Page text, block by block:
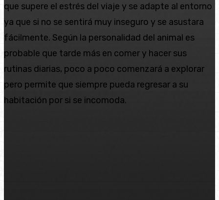
que supere el estrés del viaje y se adapte al entorno
ya que si no se sentirá muy inseguro y se asustara
fácilmente. Según la personalidad del animal es
probable que tarde más en comer y hacer sus
rutinas diarias, poco a poco comenzará a explorar
pero permite que siempre pueda regresar a su
habitación por si se incomoda.